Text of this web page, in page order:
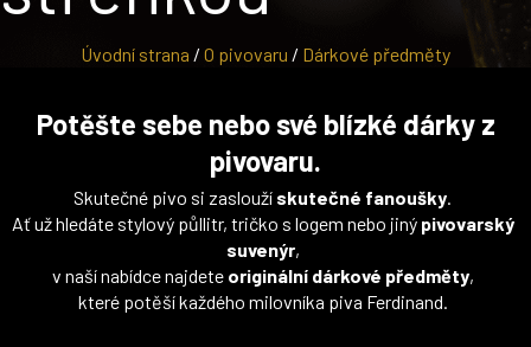
Úvodní strana / O pivovaru / Dárkové předměty
Potěšte sebe nebo své blízké dárky z
pivovaru.
Skutečné pivo si zaslouží skutečné fanoušky
Ať už hledáte stylový půllitr, tričko s logem nebo jiný pivovarský
suvenýr,
v naší nabídce najdete originální dárkové předměty,
které potěší každého milovníka piva Ferdinand.